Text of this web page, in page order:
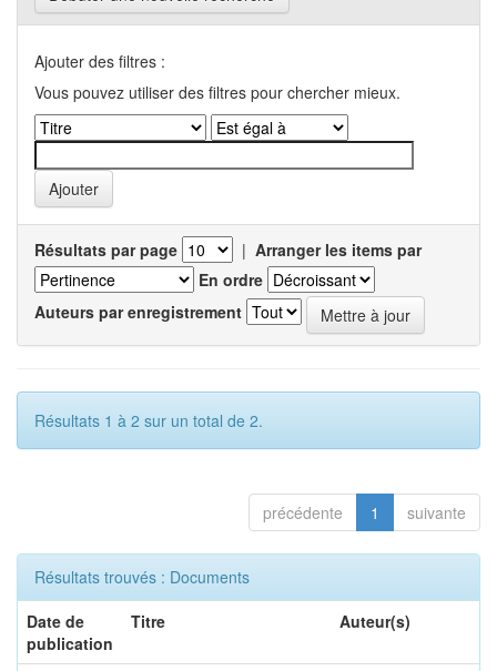
Ajouter des filtres :
Vous pouvez utiliser des filtres pour chercher mieux.
Résultats par page | Arranger les items par
En ordre
Auteurs par enregistrement
Résultats 1 à 2 sur un total de 2.
précédente 1 suivante
Résultats trouvés : Documents
Date de
publication
Titre Auteur(s)